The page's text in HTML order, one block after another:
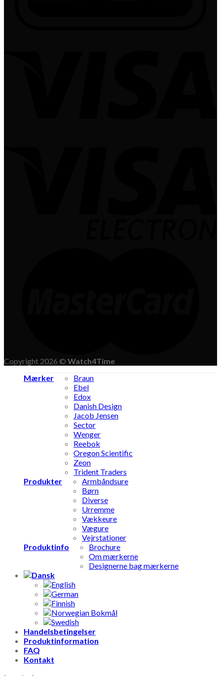
Copyright 2026 © Watch4Time
Mærker
Braun
Ebel
Edox
Danish Design
Jacob Jensen
Sector
Wenger
Reebok
Oregon Scientific
Zeon
Trident Traders
Produkter
Armbåndsure
Børn
Diverse
Urremme
Vækkeure
Vægure
Vejrstationer
Produktinfo
Brochure
Om mærkerne
Designerne bag mærkerne
Handelsbetingelser
Produktinformation
FAQ
Kontakt